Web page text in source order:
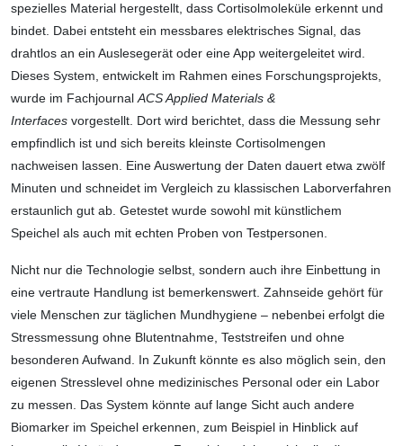
spezielles Material hergestellt, dass Cortisolmoleküle erkennt und
bindet. Dabei entsteht ein messbares elektrisches Signal, das
drahtlos an ein Auslesegerät oder eine App weitergeleitet wird.
Dieses System, entwickelt im Rahmen eines Forschungsprojekts,
wurde im FachjournalACS Applied Materials &
Interfaces vorgestellt. Dort wird berichtet, dass die Messung sehr
empfindlich ist und sich bereits kleinste Cortisolmengen
nachweisen lassen. Eine Auswertung der Daten dauert etwa zwölf
Minuten und schneidet im Vergleich zu klassischen Laborverfahren
erstaunlich gut ab. Getestet wurde sowohl mit künstlichem
Speichel als auch mit echten Proben von Testpersonen.
Nicht nur die Technologie selbst, sondern auch ihre Einbettung in
eine vertraute Handlung ist bemerkenswert. Zahnseide gehört für
viele Menschen zur täglichen Mundhygiene – nebenbei erfolgt die
Stressmessung ohne Blutentnahme, Teststreifen und ohne
besonderen Aufwand. In Zukunft könnte es also möglich sein, den
eigenen Stresslevel ohne medizinisches Personal oder ein Labor
zu messen. Das System könnte auf lange Sicht auch andere
Biomarker im Speichel erkennen, zum Beispiel in Hinblick auf